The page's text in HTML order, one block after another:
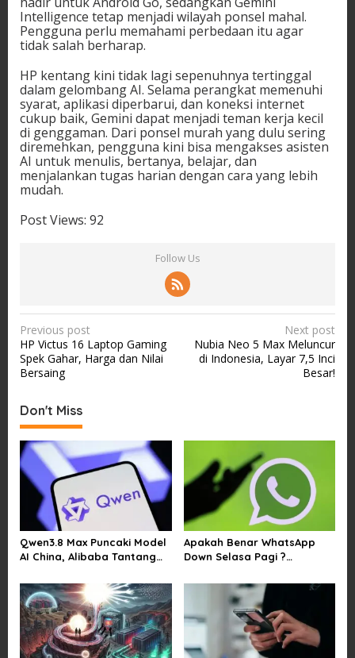
Intelligence tetap menjadi wilayah ponsel mahal.
Pengguna perlu memahami perbedaan itu agar
tidak salah berharap.
HP kentang kini tidak lagi sepenuhnya tertinggal
dalam gelombang AI. Selama perangkat memenuhi
syarat, aplikasi diperbarui, dan koneksi internet
cukup baik, Gemini dapat menjadi teman kerja kecil
di genggaman. Dari ponsel murah yang dulu sering
diremehkan, pengguna kini bisa mengakses asisten
AI untuk menulis, bertanya, belajar, dan
menjalankan tugas harian dengan cara yang lebih
mudah.
Post Views: 92
Follow Us
P
o
s
n
a
v
i
a
t
o
n
Previous post
HP Victus 16 Laptop Gaming
Spek Gahar, Harga dan Nilai
Bersaing
Next post
Nubia Neo 5 Max Meluncur
di Indonesia, Layar 7,5 Inci
Besar!
Don't Miss
Qwen3.8 Max Puncaki Model
AI China, Alibaba Tantang
Apakah Benar WhatsApp
Down Selasa Pagi ?
Gambar dan Video di
Sejumlah Wilayah